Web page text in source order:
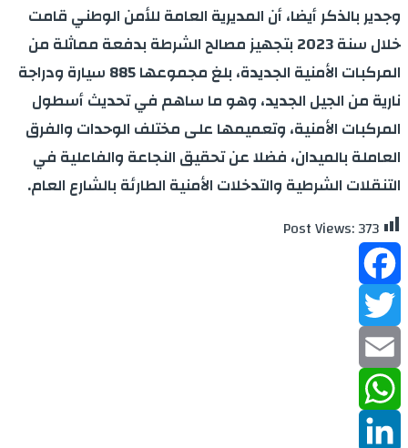
وجدير بالذكر أيضا، أن المديرية العامة للأمن الوطني قامت
خلال سنة 2023 بتجهيز مصالح الشرطة بدفعة مماثلة من
المركبات الأمنية الجديدة، بلغ مجموعها 885 سيارة ودراجة
نارية من الجيل الجديد، وهو ما ساهم في تحديث أسطول
المركبات الأمنية، وتعميمها على مختلف الوحدات والفرق
العاملة بالميدان، فضلا عن تحقيق النجاعة والفاعلية في
التنقلات الشرطية والتدخلات الأمنية الطارئة بالشارع العام.
Post Views:373
Facebook
Twitter
Email
WhatsApp